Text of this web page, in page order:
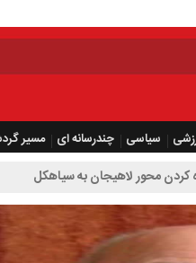
سیاسی چندرسانه ای مسیر
کردن محور لاهیجان به سیاهکل